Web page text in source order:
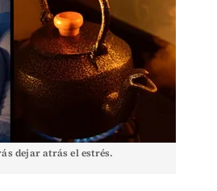
dejar atrás el estrés.